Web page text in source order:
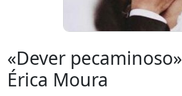
«Dever pecaminoso»
Érica Moura